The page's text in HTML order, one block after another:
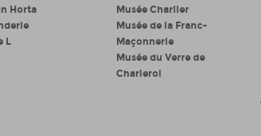
Horta
L
Musée Charlier
Musée de la Franc-
Maçonnerie
Musée du Verre de
Charleroi